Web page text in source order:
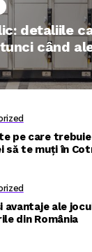
detaliile
când
pe care trebuie
să te muți în
avantaje ale
din România